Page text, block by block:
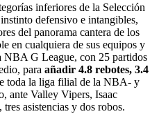
inferiores de la Selección
defensivo e intangibles,
del panorama cantera de los
en cualquiera de sus equipos y
NBA G League, con 25 partidos
para añadir 4.8 rebotes, 3.4
toda la liga filial de la NBA- y
ante Valley Vipers, Isaac
asistencias y dos robos.